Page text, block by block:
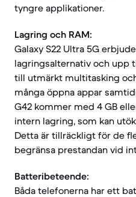
tyngre applikationer.
Lagring och RAM:
Galaxy S22 Ultra 5G
lagringsalternativ och upp
till utmärkt multitasking
många öppna appar
G42 kommer med 4 GB
intern lagring, som kan
Detta är tillräckligt för de
begränsa prestandan vid
Batteribeteende:
Båda telefonerna har ett